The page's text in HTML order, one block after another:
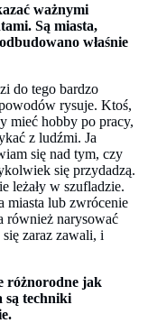
ważnymi
Są miasta,
właśnie
do tego bardzo
rysuje. Ktoś,
mieć hobby po pracy,
z ludźmi. Ja
się nad tym, czy
się przydadzą.
leżały w szufladzie.
miasta lub zwrócenie
również narysować
zaraz zawali, i
różnorodne jak
są techniki